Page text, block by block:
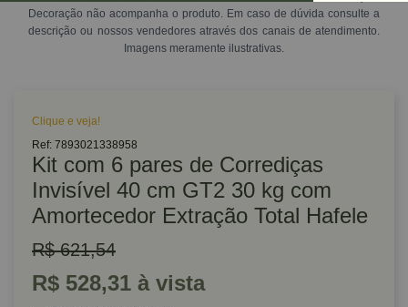
Decoração não acompanha o produto. Em caso de dúvida consulte a
descrição ou nossos vendedores através dos canais de atendimento.
Imagens meramente ilustrativas.
Clique e veja!
Ref: 7893021338958
Kit com 6 pares de Corrediças
Invisível 40 cm GT2 30 kg com
Amortecedor Extração Total Hafele
R$ 621,54
R$ 528,31 à vista